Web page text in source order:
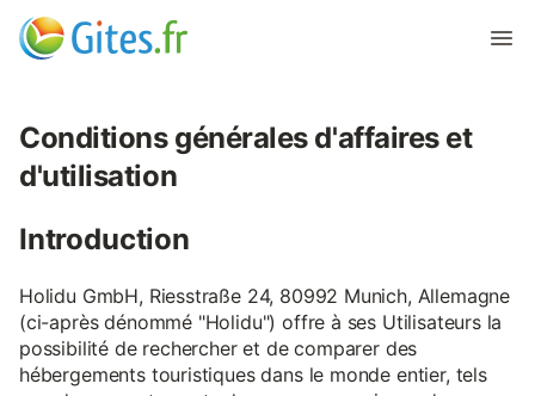
Conditions générales d'affaires et
d'utilisation
Introduction
Holidu GmbH, Riesstraße 24, 80992 Munich, Allemagne
(ci-après dénommé "Holidu") offre à ses Utilisateurs la
possibilité de rechercher et de comparer des
hébergements touristiques dans le monde entier, tels